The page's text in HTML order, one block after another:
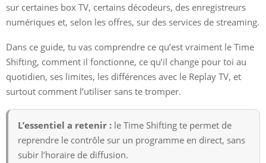
sur certaines box TV, certains décodeurs, des enregistreurs
numériques et, selon les offres, sur des services de streaming.
Dans ce guide, tu vas comprendre ce qu’est vraiment le Time
Shifting, comment il fonctionne, ce qu’il change pour toi au
quotidien, ses limites, les différences avec le Replay TV, et
surtout comment l’utiliser sans te tromper.
L’essentiel a retenir : le Time Shifting te permet de
reprendre le contrôle sur un programme en direct, sans
subir l’horaire de diffusion.